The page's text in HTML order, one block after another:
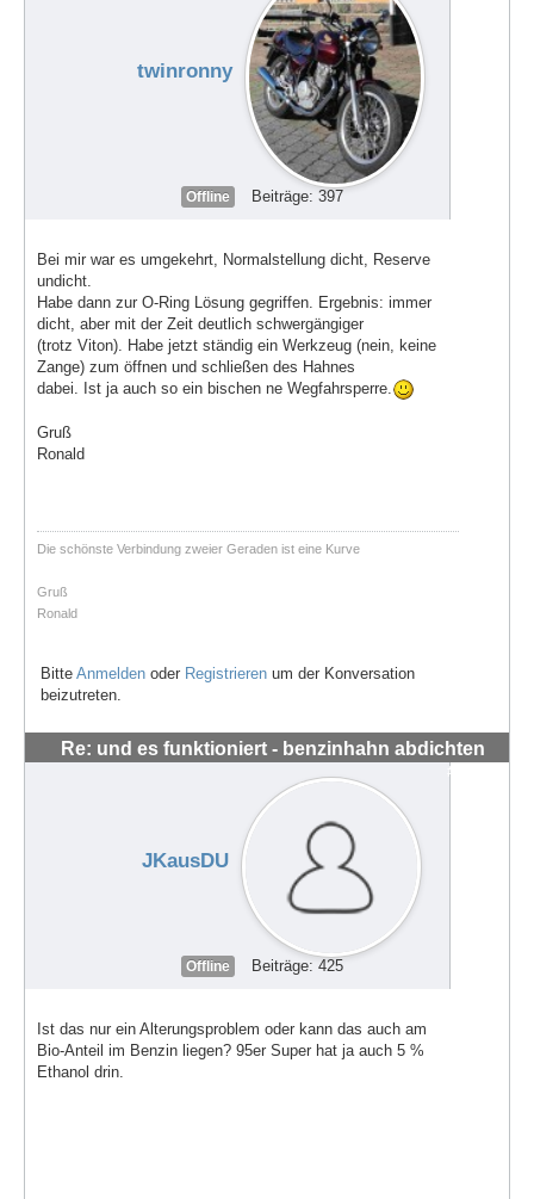
twinronny
Offline Beiträge: 397
Bei mir war es umgekehrt, Normalstellung dicht, Reserve
undicht.
Habe dann zur O-Ring Lösung gegriffen. Ergebnis: immer
dicht, aber mit der Zeit deutlich schwergängiger
(trotz Viton). Habe jetzt ständig ein Werkzeug (nein, keine
Zange) zum öffnen und schließen des Hahnes
dabei. Ist ja auch so ein bischen ne Wegfahrsperre.
Gruß
Ronald
Die schönste Verbindung zweier Geraden ist eine Kurve
Gruß
Ronald
Bitte Anmelden oder Registrieren um der Konversation
beizutreten.
Re: und es funktioniert - benzinhahn abdichten
#56282
JKausDU
Offline Beiträge: 425
Ist das nur ein Alterungsproblem oder kann das auch am
Bio-Anteil im Benzin liegen? 95er Super hat ja auch 5 %
Ethanol drin.